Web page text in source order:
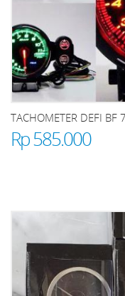
TACHOMETER DEFI BF
Rp 585.000